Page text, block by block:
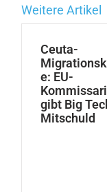
Weitere Artikel
Ceuta-
e: EU-
gibt Big
Mitschuld